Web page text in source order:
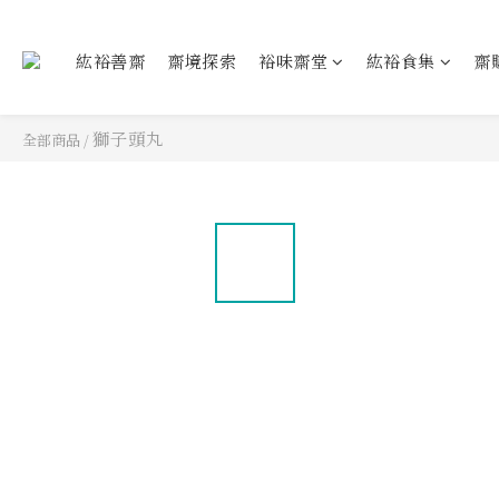
紘裕善齋 齋境探索 裕味齋堂 紘裕食集 齋
全部商品 /獅子頭丸